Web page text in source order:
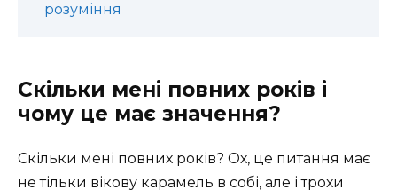
розуміння
Скільки мені повних років і
чому це має значення?
Скільки мені повних років? Ох, це питання має
не тільки вікову карамель в собі, але і трохи